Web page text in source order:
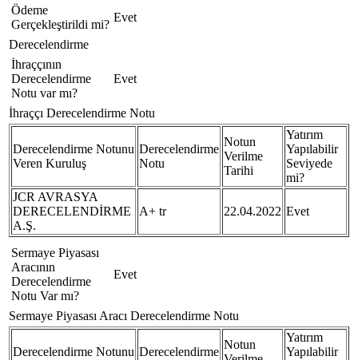
Ödeme
Gerçekleştirildi mi?
Evet
Derecelendirme
İhraççının
Derecelendirme
Notu var mı?
Evet
İhraççı Derecelendirme Notu
Derecelendirme Notunu
Veren Kuruluş
Derecelendirme
Notu
Notun
Verilme
Tarihi
Yatırım
Yapılabilir
Seviyede
mi?
JCR AVRASYA
DERECELENDİRME
A.Ş.
A+ tr 22.04.2022 Evet
Sermaye Piyasası
Aracının
Derecelendirme
Notu Var mı?
Evet
Sermaye Piyasası Aracı Derecelendirme Notu
Derecelendirme Notunu Derecelendirme
Notun
Yatırım
Yapılabilir